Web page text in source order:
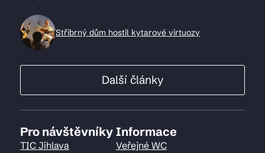
Stříbrný dům hostil kytarové virtuozy
Další články
Pro návštěvníky
TIC Jihlava
Informace
Veřejné WC